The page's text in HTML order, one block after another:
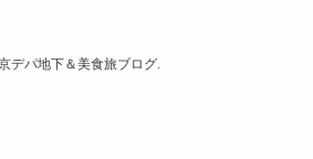
デパ地下＆美食旅ブログ.